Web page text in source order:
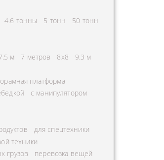
4.6 тонны 5 тонн
50 тонн
м 7 метров 8х8 9.3 м
платформа
с манипулятором
для спецтехники
техники
грузов
перевозка вещей